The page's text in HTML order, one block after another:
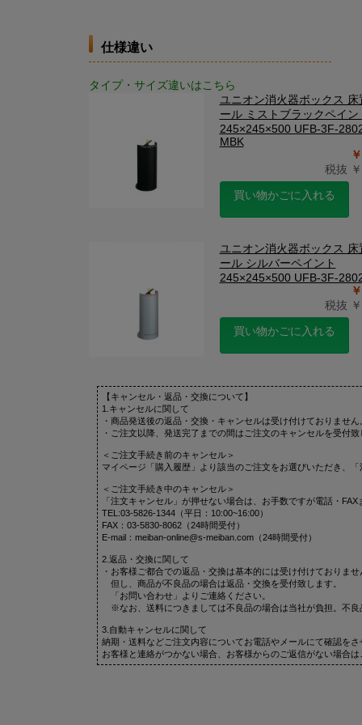
仕様違い
タイプ・サイズ違いはこちら
ユニオン消火器ボックス 床
ール ミストブラックペイン
245×245×500 UFB-3F-
MBK
税抜
買い物かごに入れる
ユニオン消火器ボックス 床
ール シルバーペイント
245×245×500 UFB-3F-
税抜
買い物かごに入れる
【キャンセル・返品・交換について】
1.キャンセルに関して
・商品発送後の返品・交換・キャンセルは受け付けておりません
・ご注文以降、発送完了までの間はご注文のキャンセルを受付致
＜ご注文手続き前のキャンセル＞
マイページ「購入履歴」より該当のご注文をお選びいただき、
＜ご注文手続き中のキャンセル＞
「注文キャンセル」が押せない場合は、お手数ですが電話・
TEL:03-5826-1344（平日：10:00~16:00）
FAX：03-5830-8062（24時間受付）
E-mail：meiban-online@s-meiban.com（24時間受付）
2.返品・交換に関して
・お客様ご都合での返品・交換は基本的には受け付けておりませ
但し、商品が不良品の場合は返品・交換を受付致します。
「お問い合わせ」よりご連絡ください。
※なお、送料につきましては不良品の場合は当社が負担。不良
3.自動キャンセルに関して
納期・送料などご注文内容についてお電話やメールにて確認を
お客様と連絡がつかない場合、お客様からのご返信がない場合